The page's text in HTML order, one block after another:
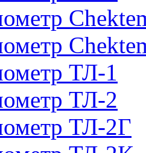
ТЛ-1
ТЛ-2
ТЛ-2Г